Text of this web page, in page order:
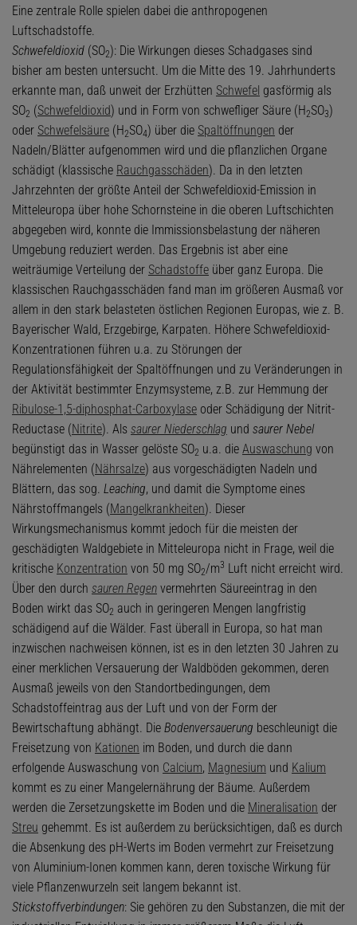
Eine zentrale Rolle spielen dabei die anthropogenen
Luftschadstoffe.
Schwefeldioxid (SO2): Die Wirkungen dieses Schadgases sind
bisher am besten untersucht. Um die Mitte des 19. Jahrhunderts
erkannte man, daß unweit der Erzhütten Schwefel gasförmig als
SO2 (Schwefeldioxid) und in Form von schwefliger Säure (H2SO3)
oder Schwefelsäure (H2SO4) über die Spaltöffnungen der
Nadeln/Blätter aufgenommen wird und die pflanzlichen Organe
schädigt (klassische Rauchgasschäden). Da in den letzten
Jahrzehnten der größte Anteil der Schwefeldioxid-Emission in
Mitteleuropa über hohe Schornsteine in die oberen Luftschichten
abgegeben wird, konnte die Immissionsbelastung der näheren
Umgebung reduziert werden. Das Ergebnis ist aber eine
weiträumige Verteilung der Schadstoffe über ganz Europa. Die
klassischen Rauchgasschäden fand man im größeren Ausmaß vor
allem in den stark belasteten östlichen Regionen Europas, wie z. B.
Bayerischer Wald, Erzgebirge, Karpaten. Höhere Schwefeldioxid-
Konzentrationen führen u.a. zu Störungen der
Regulationsfähigkeit der Spaltöffnungen und zu Veränderungen in
der Aktivität bestimmter Enzymsysteme, z.B. zur Hemmung der
Ribulose-1,5-diphosphat-Carboxylase oder Schädigung der Nitrit-
Reductase (Nitrite). Als saurer Niederschlag und saurer Nebel
begünstigt das in Wasser gelöste SO2 u.a. die Auswaschung von
Nährelementen (Nährsalze) aus vorgeschädigten Nadeln und
Blättern, das sog. Leaching, und damit die Symptome eines
Nährstoffmangels (Mangelkrankheiten). Dieser
Wirkungsmechanismus kommt jedoch für die meisten der
geschädigten Waldgebiete in Mitteleuropa nicht in Frage, weil die
kritische Konzentration von 50 mg SO2/m3 Luft nicht erreicht wird.
Über den durch sauren Regen vermehrten Säureeintrag in den
Boden wirkt das SO2 auch in geringeren Mengen langfristig
schädigend auf die Wälder. Fast überall in Europa, so hat man
inzwischen nachweisen können, ist es in den letzten 30 Jahren zu
einer merklichen Versauerung der Waldböden gekommen, deren
Ausmaß jeweils von den Standortbedingungen, dem
Schadstoffeintrag aus der Luft und von der Form der
Bewirtschaftung abhängt. Die Bodenversauerung beschleunigt die
Freisetzung von Kationen im Boden, und durch die dann
erfolgende Auswaschung von Calcium, Magnesium und Kalium
kommt es zu einer Mangelernährung der Bäume. Außerdem
werden die Zersetzungskette im Boden und die Mineralisation der
Streu gehemmt. Es ist außerdem zu berücksichtigen, daß es durch
die Absenkung des pH-Werts im Boden vermehrt zur Freisetzung
von Aluminium-Ionen kommen kann, deren toxische Wirkung für
viele Pflanzenwurzeln seit langem bekannt ist.
Stickstoffverbindungen: Sie gehören zu den Substanzen, die mit der